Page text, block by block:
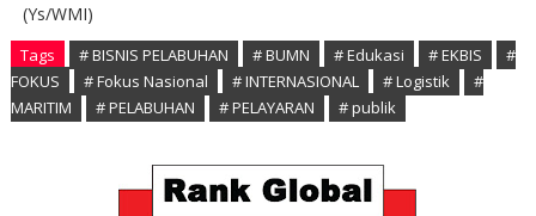
(Ys/WMI)
Tags # BISNIS PELABUHAN # BUMN # Edukasi # EKBIS
#
FOKUS
# Fokus Nasional # INTERNASIONAL # Logistik
#
MARITIM
# PELABUHAN # PELAYARAN # publik